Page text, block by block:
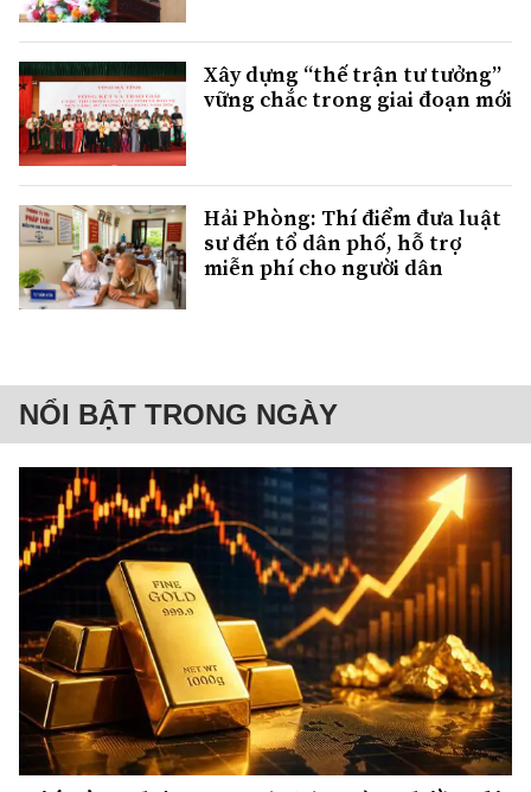
Xây dựng “thế trận tư tưởng”
vững chắc trong giai đoạn mới
Hải Phòng: Thí điểm đưa luật
sư đến tổ dân phố, hỗ trợ
miễn phí cho người dân
NỔI BẬT TRONG NGÀY